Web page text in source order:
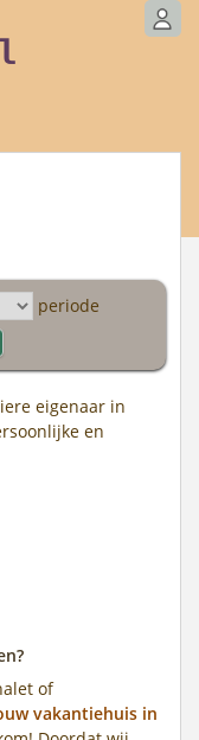
periode
eigenaar in
en
of
vakantiehuis in